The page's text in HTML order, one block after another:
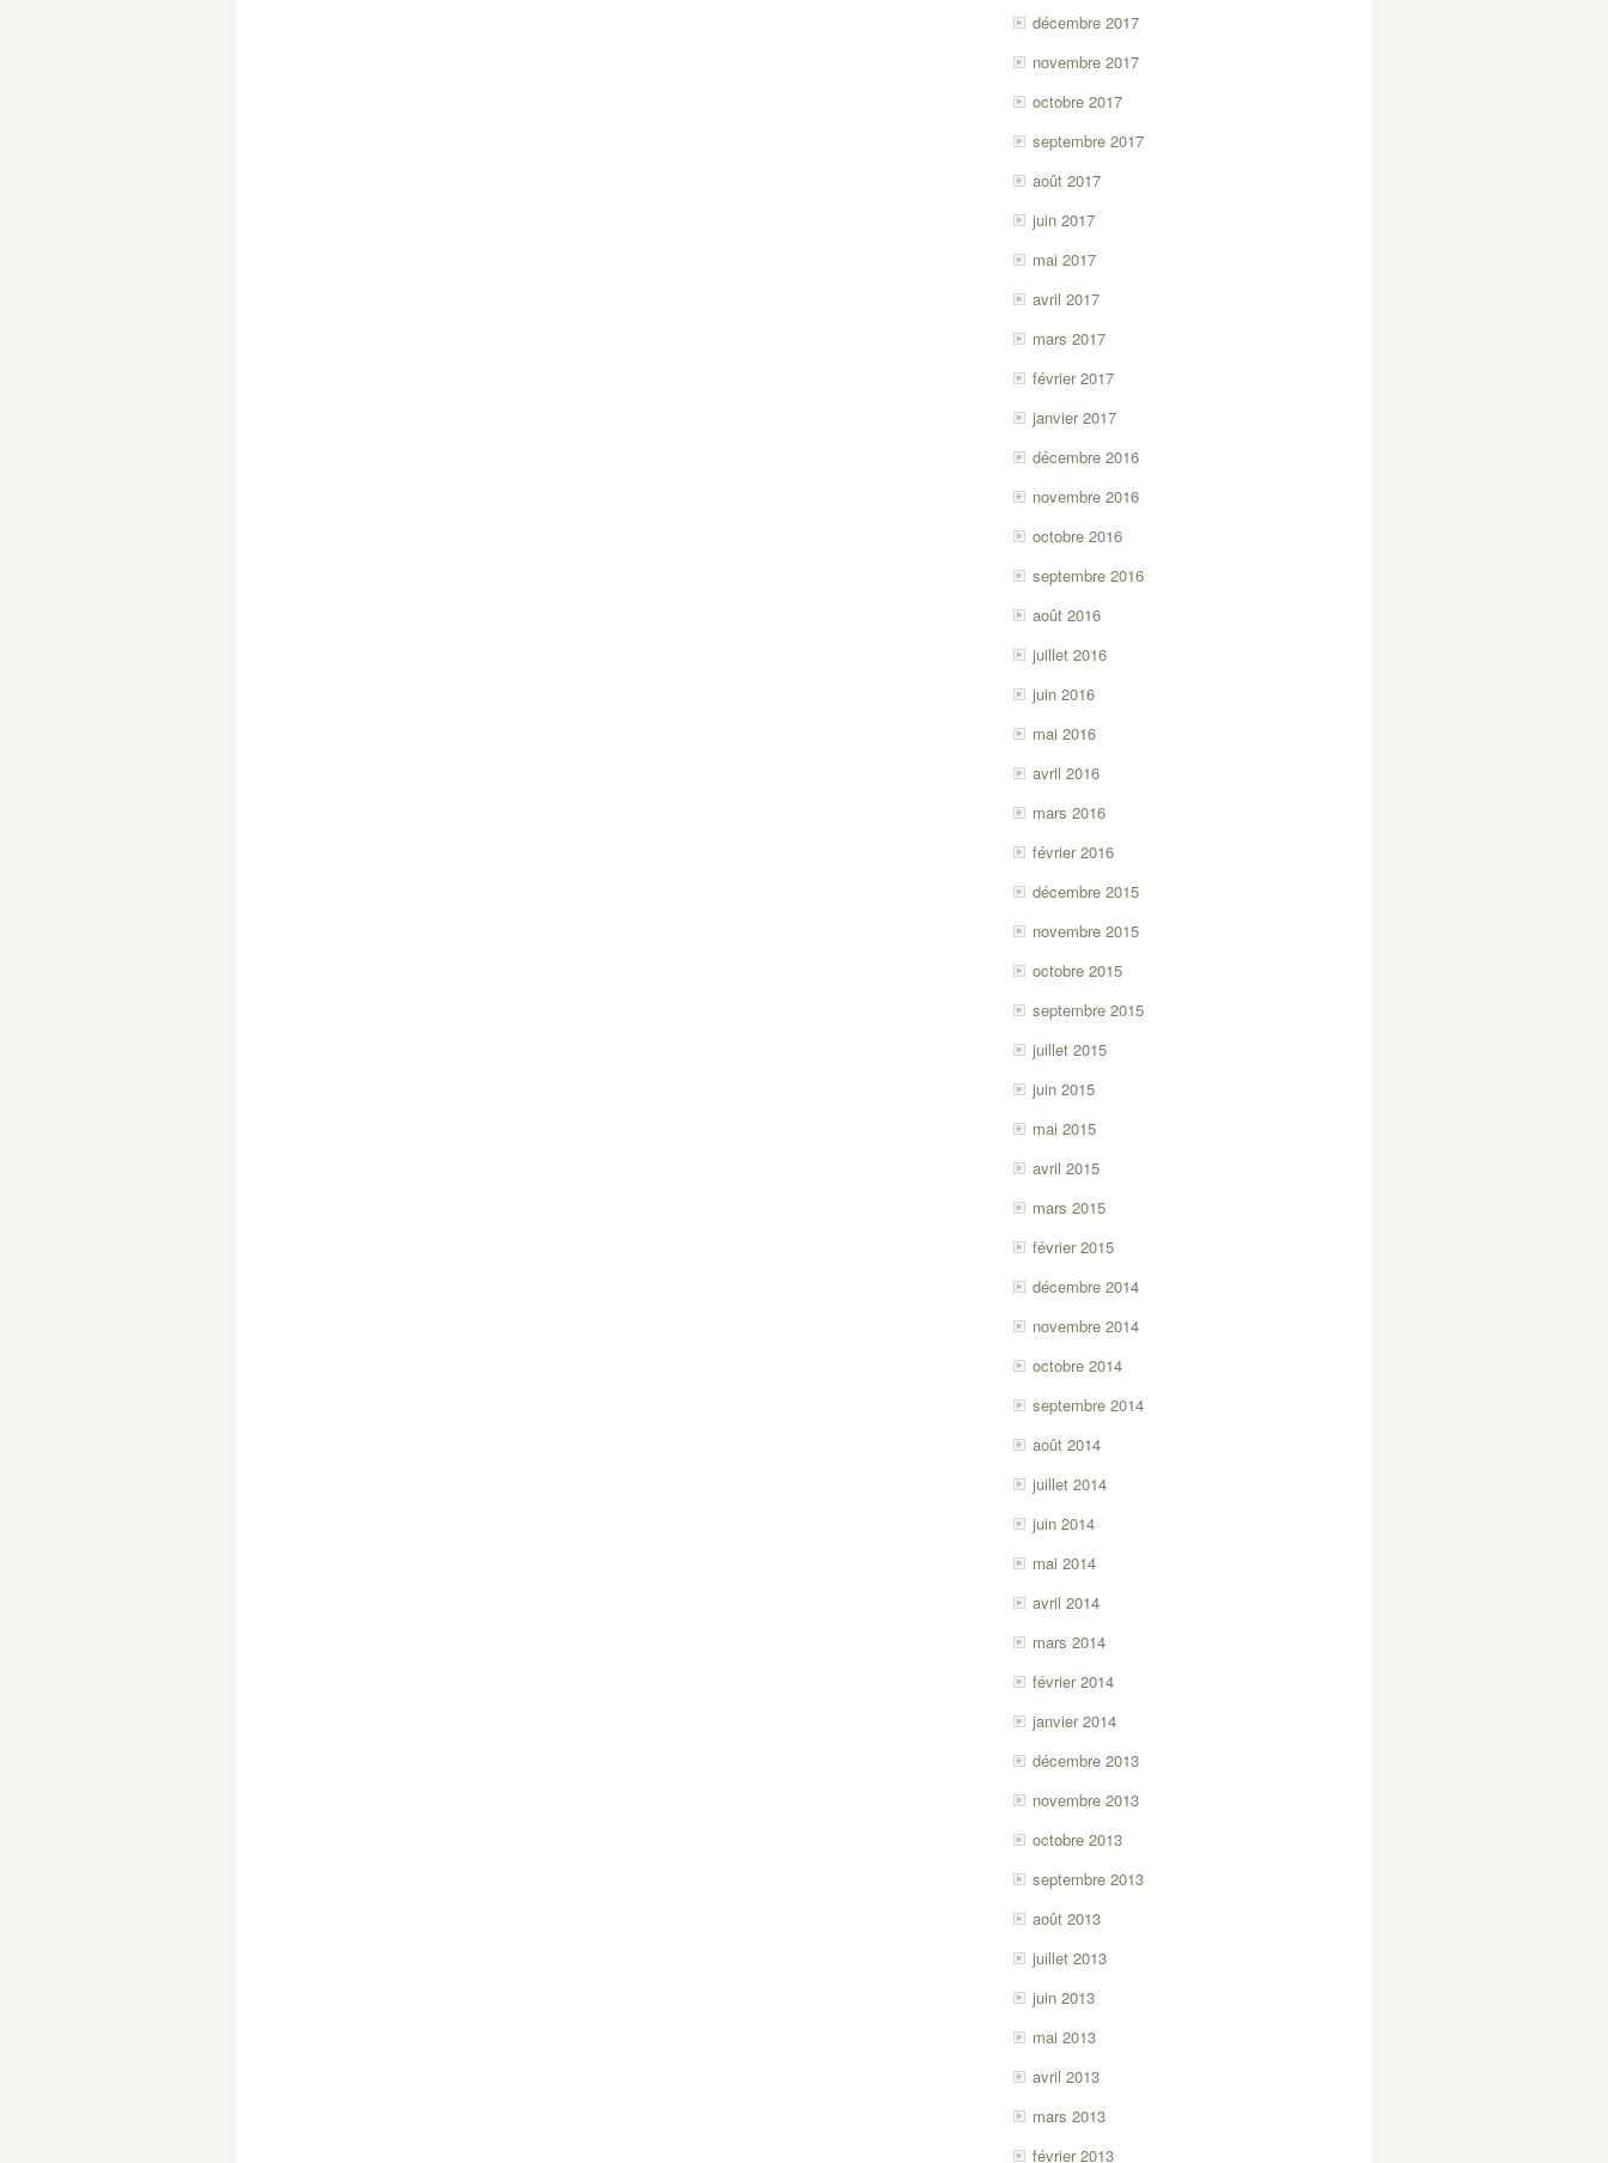
décembre 2017
novembre 2017
octobre 2017
septembre 2017
août 2017
juin 2017
mai 2017
avril 2017
mars 2017
février 2017
janvier 2017
décembre 2016
novembre 2016
octobre 2016
septembre 2016
août 2016
juillet 2016
juin 2016
mai 2016
avril 2016
mars 2016
février 2016
décembre 2015
novembre 2015
octobre 2015
septembre 2015
juillet 2015
juin 2015
mai 2015
avril 2015
mars 2015
février 2015
décembre 2014
novembre 2014
octobre 2014
septembre 2014
août 2014
juillet 2014
juin 2014
mai 2014
avril 2014
mars 2014
février 2014
janvier 2014
décembre 2013
novembre 2013
octobre 2013
septembre 2013
août 2013
juillet 2013
juin 2013
mai 2013
avril 2013
mars 2013
février 2013